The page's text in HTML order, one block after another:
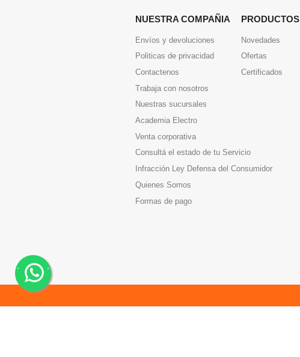
NUESTRA COMPAÑIA
Envíos y devoluciones
Politicas de privacidad
Contactenos
Trabaja con nosotros
Nuestras sucursales
Academia Electro
Venta corporativa
Consultá el estado de tu Servicio
Infracción Ley Defensa del Consumidor
Quienes Somos
Formas de pago
PRODUCTOS
Novedades
Ofertas
Certificados
. .